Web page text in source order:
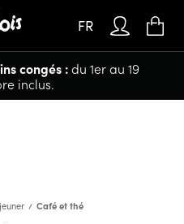
congés :du 1er au 19
inclus.
FR
Café et thé